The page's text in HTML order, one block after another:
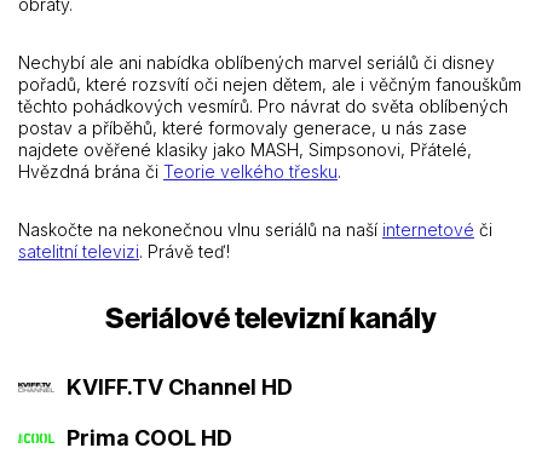
obraty.
Nechybí ale ani nabídka oblíbených marvel seriálů či disney
pořadů, které rozsvítí oči nejen dětem, ale i věčným fanouškům
těchto pohádkových vesmírů. Pro návrat do světa oblíbených
postav a příběhů, které formovaly generace, u nás zase
najdete ověřené klasiky jako MASH, Simpsonovi, Přátelé,
Hvězdná brána či Teorie velkého třesku.
Naskočte na nekonečnou vlnu seriálů na naší internetové či
satelitní televizi. Právě teď!
Seriálové televizní kanály
KVIFF.TV Channel HD
Prima COOL HD